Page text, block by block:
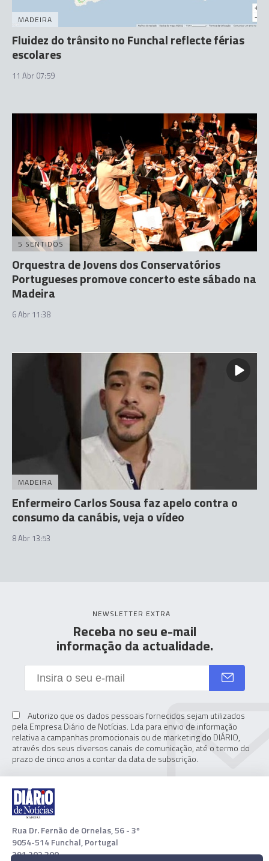
MADEIRA
Fluidez do trânsito no Funchal reflecte férias
escolares
11 Abr 07:59
5 SENTIDOS
Orquestra de Jovens dos Conservatórios
Portugueses promove concerto este sábado na
Madeira
6 Abr 11:38
MADEIRA
Enfermeiro Carlos Sousa faz apelo contra o
consumo da canábis, veja o vídeo
8 Abr 13:53
NEWSLETTER EXTRA
Receba no seu e-mail
informação da actualidade.
Autorizo que os dados pessoais fornecidos sejam utilizados
pela Empresa Diário de Notícias. Lda para envio de informação
relativa a campanhas promocionais ou de marketing do DIÁRIO,
através dos seus diversos canais de comunicação, até o termo do
prazo de cinco anos a contar da data de subscrição.
Rua Dr. Fernão de Ornelas, 56 - 3º
9054-514 Funchal, Portugal
291 202 300